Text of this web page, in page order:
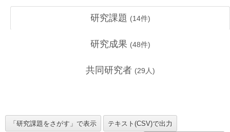
研究課題 (14件)
研究成果 (48件)
共同研究者 (29 人)